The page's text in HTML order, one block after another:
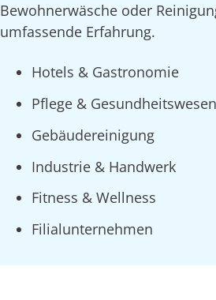
Bewohnerwäsche oder
umfassende Erfahrung.
Hotels & Gastronomie
Pflege & Gesundheitswesen
Gebäudereinigung
Industrie & Handwerk
Fitness & Wellness
Filialunternehmen